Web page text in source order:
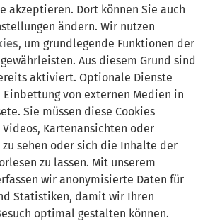
akzeptieren. Dort können Sie auch
ändern. Wir nutzen
, um grundlegende Funktionen der
Aus diesem Grund sind
aktiviert. Optionale Dienste
von externen Medien in
Sie müssen diese Cookies
Videos, Kartenansichten oder
sehen oder sich die Inhalte der
zu lassen. Mit unserem
wir anonymisierte Daten für
Statistiken, damit wir Ihren
optimal gestalten können.